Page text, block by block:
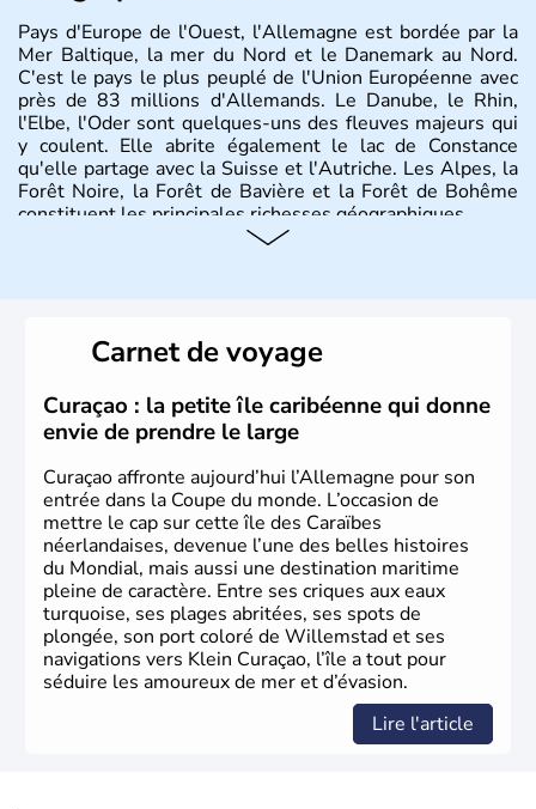
Pays d'Europe de l'Ouest, l'Allemagne est bordée par la
Mer Baltique, la mer du Nord et le Danemark au Nord.
C'est le pays le plus peuplé de l'Union Européenne avec
près de 83 millions d'Allemands. Le Danube, le Rhin,
l'Elbe, l'Oder sont quelques-uns des fleuves majeurs qui
y coulent. Elle abrite également le lac de Constance
qu'elle partage avec la Suisse et l'Autriche. Les Alpes, la
Forêt Noire, la Forêt de Bavière et la Forêt de Bohême
constituent les principales richesses géographiques.
lesquelles bénéficient d'une grande autonomie. Le pays
peut se targuer de grands noms qu'il a vu naître dans tous
les domaines, des arts à la politique en passant par la
philosophie. Hertz, Gutenberg, Heidegger, Thomas Mann,
Herman Hesse ou bien Hegel en font partie.
Carnet de voyage
Curaçao : la petite île caribéenne qui donne
envie de prendre le large
Curaçao affronte aujourd’hui l’Allemagne pour son
entrée dans la Coupe du monde. L’occasion de
mettre le cap sur cette île des Caraïbes
néerlandaises, devenue l’une des belles histoires
du Mondial, mais aussi une destination maritime
pleine de caractère. Entre ses criques aux eaux
turquoise, ses plages abritées, ses spots de
plongée, son port coloré de Willemstad et ses
navigations vers Klein Curaçao, l’île a tout pour
séduire les amoureux de mer et d’évasion.
Lire l'article